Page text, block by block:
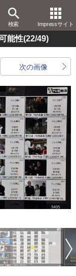
検索 Impressサイト
能性(22/49)
次の画像